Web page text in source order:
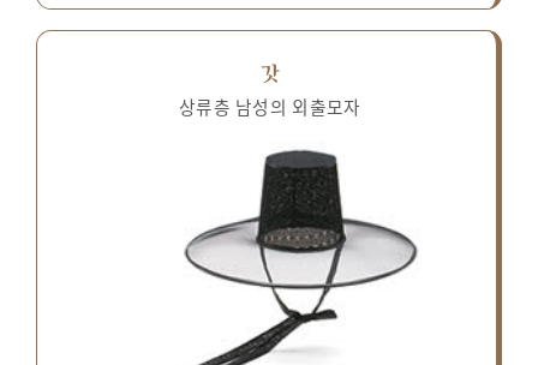
갓
상류층 남성의 외출모자